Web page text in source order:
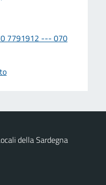
7791912 --- 070
della Sardegna